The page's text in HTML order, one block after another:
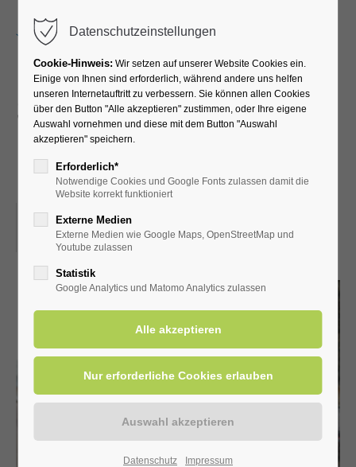
Sole, Salz und Mehr -
unterhaltsame
Ortsführung
13.11.2025, 15:00
ORT: TREFFPUNKT: VOR DER KURHALLE
Datenschutzeinstellungen
Cookie-Hinweis: Wir setzen auf unserer Website Cookies ein.
Einige von Ihnen sind erforderlich, während andere uns helfen
unseren Internetauftritt zu verbessern. Sie können allen Cookies
über den Button "Alle akzeptieren" zustimmen, oder Ihre eigene
Auswahl vornehmen und diese mit dem Button "Auswahl
akzeptieren" speichern.
Erforderlich*
Notwendige Cookies und Google Fonts zulassen damit die
Website korrekt funktioniert
Externe Medien
Externe Medien wie Google Maps, OpenStreetMap und
Youtube zulassen
Statistik
Google Analytics und Matomo Analytics zulassen
Datenschutz Impressum